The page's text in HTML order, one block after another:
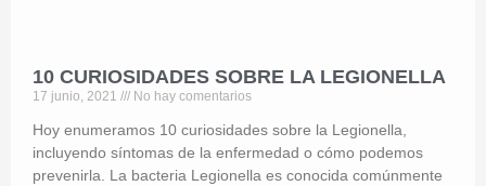
10 CURIOSIDADES SOBRE LA LEGIONELLA
17 junio, 2021 No hay comentarios
Hoy enumeramos 10 curiosidades sobre la Legionella,
incluyendo síntomas de la enfermedad o cómo podemos
prevenirla. La bacteria Legionella es conocida comúnmente